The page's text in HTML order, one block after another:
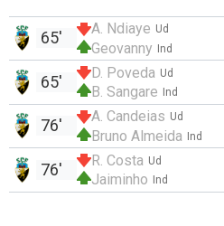
Ud
A. Ndiaye
Ind
Geovanny
65'
Ud
D. Poveda
Ind
B. Sangare
65'
Ud
A. Candeias
Ind
Bruno Almeida
76'
Ud
R. Costa
Ind
Jaiminho
76'